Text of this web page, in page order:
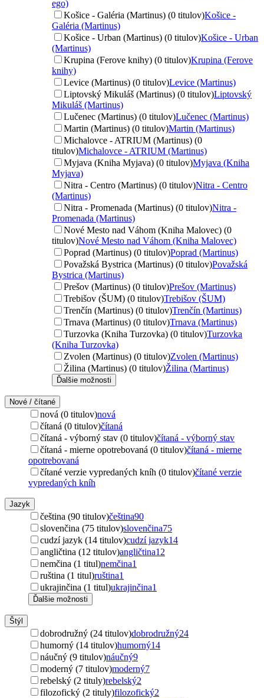
ego)
Košice - Galéria (Martinus) (0 titulov)Košice -
Galéria (Martinus)
Košice - Urban (Martinus) (0 titulov)Košice - Urban
(Martinus)
Krupina (Ferove knihy) (0 titulov)Krupina (Ferove
knihy)
Levice (Martinus) (0 titulov)Levice (Martinus)
Liptovský Mikuláš (Martinus) (0 titulov)Liptovský
Mikuláš (Martinus)
Lučenec (Martinus) (0 titulov)Lučenec (Martinus)
Martin (Martinus) (0 titulov)Martin (Martinus)
Michalovce - ATRIUM (Martinus) (0
titulov)Michalovce - ATRIUM (Martinus)
Myjava (Kniha Myjava) (0 titulov)Myjava (Kniha
Myjava)
Nitra - Centro (Martinus) (0 titulov)Nitra - Centro
(Martinus)
Nitra - Promenada (Martinus) (0 titulov)Nitra -
Promenada (Martinus)
Nové Mesto nad Váhom (Kniha Malovec) (0
titulov)Nové Mesto nad Váhom (Kniha Malovec)
Poprad (Martinus) (0 titulov)Poprad (Martinus)
Považská Bystrica (Martinus) (0 titulov)Považská
Bystrica (Martinus)
Prešov (Martinus) (0 titulov)Prešov (Martinus)
Trebišov (ŠUM) (0 titulov)Trebišov (ŠUM)
Trenčín (Martinus) (0 titulov)Trenčín (Martinus)
Trnava (Martinus) (0 titulov)Trnava (Martinus)
Turzovka (Kniha Turzovka) (0 titulov)Turzovka
(Kniha Turzovka)
Zvolen (Martinus) (0 titulov)Zvolen (Martinus)
Žilina (Martinus) (0 titulov)Žilina (Martinus)
Ďalšie možnosti
Nové / čítané
nová (0 titulov)nová
čítaná (0 titulov)čítaná
čítaná - výborný stav (0 titulov)čítaná - výborný stav
čítaná - mierne opotrebovaná (0 titulov)čítaná - mierne
opotrebovaná
čítané verzie vypredaných kníh (0 titulov)čítané verzie
vypredaných kníh
Jazyk
čeština (90 titulov)čeština90
slovenčina (75 titulov)slovenčina75
cudzí jazyk (14 titulov)cudzí jazyk14
angličtina (12 titulov)angličtina12
nemčina (1 titul)nemčina1
ruština (1 titul)ruština1
ukrajinčina (1 titul)ukrajinčina1
Ďalšie možnosti
Štýl
dobrodružný (24 titulov)dobrodružný24
humorný (14 titulov)humorný14
náučný (9 titulov)náučný9
moderný (7 titulov)moderný7
rebelský (2 tituly)rebelský2
filozofický (2 tituly)filozofický2